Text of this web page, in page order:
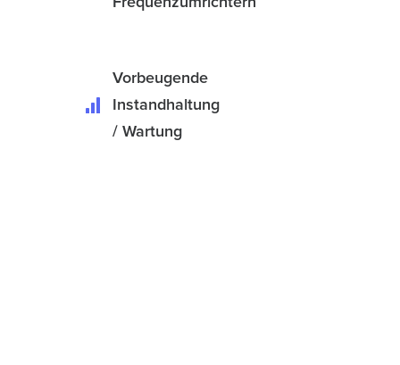
Vorbeugende
Instandhaltung
/ Wartung